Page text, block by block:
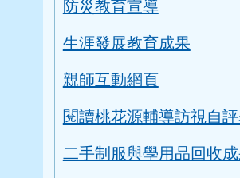
防災教育宣導
生涯發展教育成果
親師互動網頁
閱讀桃花源輔導訪視自
二手制服與學用品回收